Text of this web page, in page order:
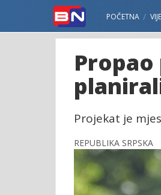
POČETNA
Projekat je
REPUBLIKA SRPSKA